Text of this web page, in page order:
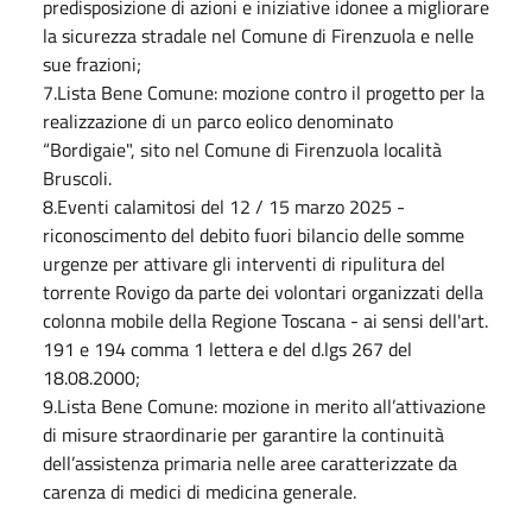
predisposizione di azioni e iniziative idonee a migliorare
la sicurezza stradale nel Comune di Firenzuola e nelle
sue frazioni;
7.Lista Bene Comune: mozione contro il progetto per la
realizzazione di un parco eolico denominato
“Bordigaie", sito nel Comune di Firenzuola località
Bruscoli.
8.Eventi calamitosi del 12 / 15 marzo 2025 -
riconoscimento del debito fuori bilancio delle somme
urgenze per attivare gli interventi di ripulitura del
torrente Rovigo da parte dei volontari organizzati della
colonna mobile della Regione Toscana - ai sensi dell'art.
191 e 194 comma 1 lettera e del d.lgs 267 del
18.08.2000;
9.Lista Bene Comune: mozione in merito all’attivazione
di misure straordinarie per garantire la continuità
dell’assistenza primaria nelle aree caratterizzate da
carenza di medici di medicina generale.